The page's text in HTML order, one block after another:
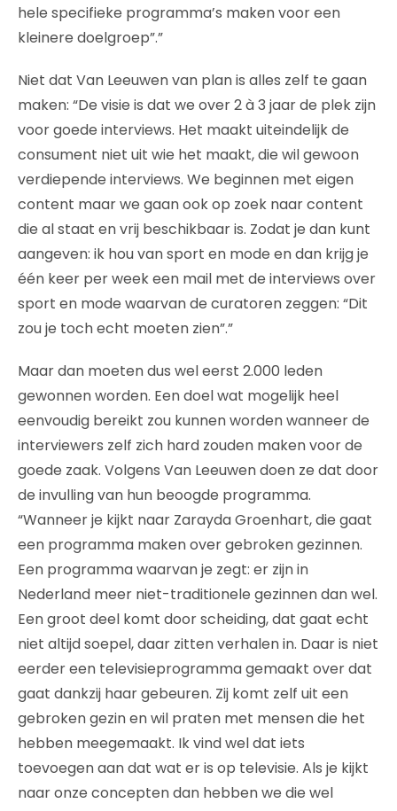
hele specifieke programma’s maken voor een
kleinere doelgroep”.”
Niet dat Van Leeuwen van plan is alles zelf te gaan
maken: “De visie is dat we over 2 à 3 jaar de plek zijn
voor goede interviews. Het maakt uiteindelijk de
consument niet uit wie het maakt, die wil gewoon
verdiepende interviews. We beginnen met eigen
content maar we gaan ook op zoek naar content
die al staat en vrij beschikbaar is. Zodat je dan kunt
aangeven: ik hou van sport en mode en dan krijg je
één keer per week een mail met de interviews over
sport en mode waarvan de curatoren zeggen: “Dit
zou je toch echt moeten zien”.”
Maar dan moeten dus wel eerst 2.000 leden
gewonnen worden. Een doel wat mogelijk heel
eenvoudig bereikt zou kunnen worden wanneer de
interviewers zelf zich hard zouden maken voor de
goede zaak. Volgens Van Leeuwen doen ze dat door
de invulling van hun beoogde programma.
“Wanneer je kijkt naar Zarayda Groenhart, die gaat
een programma maken over gebroken gezinnen.
Een programma waarvan je zegt: er zijn in
Nederland meer niet-traditionele gezinnen dan wel.
Een groot deel komt door scheiding, dat gaat echt
niet altijd soepel, daar zitten verhalen in. Daar is niet
eerder een televisieprogramma gemaakt over dat
gaat dankzij haar gebeuren. Zij komt zelf uit een
gebroken gezin en wil praten met mensen die het
hebben meegemaakt. Ik vind wel dat iets
toevoegen aan dat wat er is op televisie. Als je kijkt
naar onze concepten dan hebben we die wel